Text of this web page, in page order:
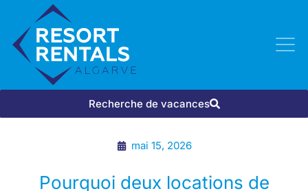
Recherche de vacances
mai 15, 2026
Pourquoi deux locations de